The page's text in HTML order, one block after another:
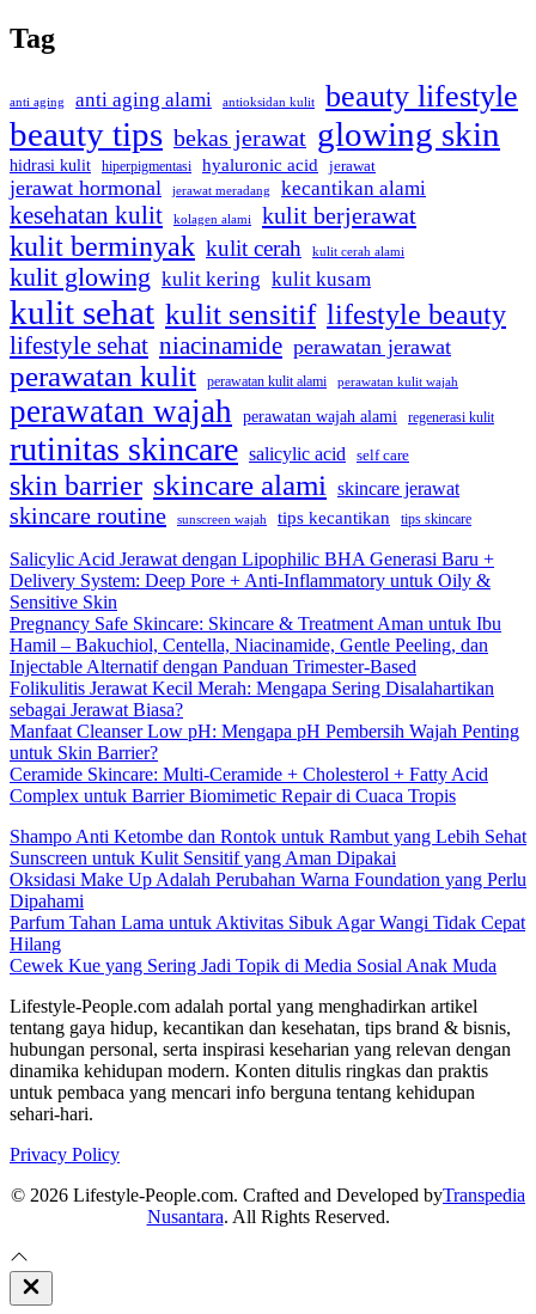
Tag
anti aging anti aging alami antioksidan kulit beauty lifestyle
beauty tips bekas jerawat glowing skin
hidrasi kulit hiperpigmentasi hyaluronic acid jerawat
jerawat hormonal jerawat meradang kecantikan alami
kesehatan kulit kolagen alami kulit berjerawat
kulit berminyak kulit cerah kulit cerah alami
kulit glowing kulit kering kulit kusam
kulit sehat kulit sensitif lifestyle beauty
lifestyle sehat niacinamide perawatan jerawat
perawatan kulit perawatan kulit alami perawatan kulit wajah
perawatan wajah perawatan wajah alami regenerasi kulit
rutinitas skincare salicylic acid self care
skin barrier skincare alami skincare jerawat
skincare routine sunscreen wajah tips kecantikan tips skincare
Salicylic Acid Jerawat dengan Lipophilic BHA Generasi Baru +
Delivery System: Deep Pore + Anti-Inflammatory untuk Oily &
Sensitive Skin
Pregnancy Safe Skincare: Skincare & Treatment Aman untuk Ibu
Hamil – Bakuchiol, Centella, Niacinamide, Gentle Peeling, dan
Injectable Alternatif dengan Panduan Trimester-Based
Folikulitis Jerawat Kecil Merah: Mengapa Sering Disalahartikan
sebagai Jerawat Biasa?
Manfaat Cleanser Low pH: Mengapa pH Pembersih Wajah Penting
untuk Skin Barrier?
Ceramide Skincare: Multi-Ceramide + Cholesterol + Fatty Acid
Complex untuk Barrier Biomimetic Repair di Cuaca Tropis
Shampo Anti Ketombe dan Rontok untuk Rambut yang Lebih Sehat
Sunscreen untuk Kulit Sensitif yang Aman Dipakai
Oksidasi Make Up Adalah Perubahan Warna Foundation yang Perlu
Dipahami
Parfum Tahan Lama untuk Aktivitas Sibuk Agar Wangi Tidak Cepat
Hilang
Cewek Kue yang Sering Jadi Topik di Media Sosial Anak Muda
Lifestyle-People.com adalah portal yang menghadirkan artikel
tentang gaya hidup, kecantikan dan kesehatan, tips brand & bisnis,
hubungan personal, serta inspirasi keseharian yang relevan dengan
dinamika kehidupan modern. Konten ditulis ringkas dan praktis
untuk pembaca yang mencari info berguna tentang kehidupan
sehari-hari.
Privacy Policy
© 2026 Lifestyle-People.com. Crafted and Developed byTranspedia
Nusantara. All Rights Reserved.
Close
Off